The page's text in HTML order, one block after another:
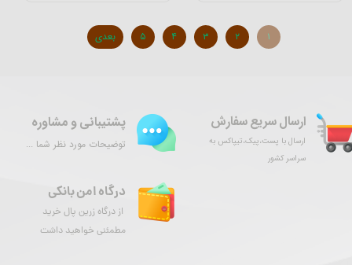
۱ ۲ ۳ ۴ ۵ بعدی
ارسال سریع سفارش
ارسال با پست،پیک،تیپاکس به
سراسر کشور
درگاه امن بانکی
از درگاه زرین پال خرید
مطمئنی خواهید داشت
پشتیبانی و مشاوره
توضیحات مورد نظر شما ...